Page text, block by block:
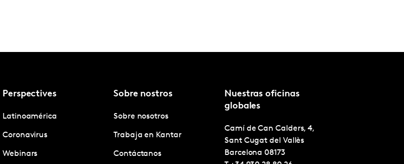
Perspectives
Latinoamérica
Coronavirus
Webinars
Sobre nostros
Sobre nosotros
Trabaja en Kantar
Contáctanos
Nuestras oficinas
globales
Camí de Can Calders, 4,
Sant Cugat del Vallès
Barcelona 08173